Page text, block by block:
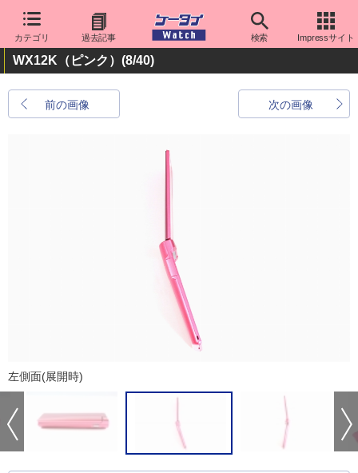
カテゴリ 過去記事 検索 Impressサイト
WX12K（ピンク） (8/40)
前の画像 次の画像
左側面(展開時)